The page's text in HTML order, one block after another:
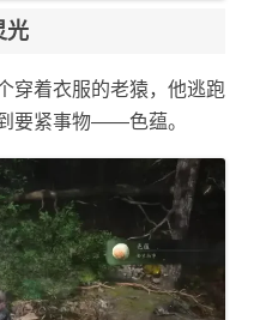
光
穿着衣服的老猿，他逃跑
要紧事物——色蕴。